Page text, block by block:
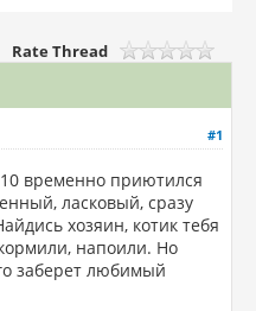
Rate Thread
#1
временно приютился
ласковый, сразу
хозяин, котик тебя
напоили. Но
заберет любимый